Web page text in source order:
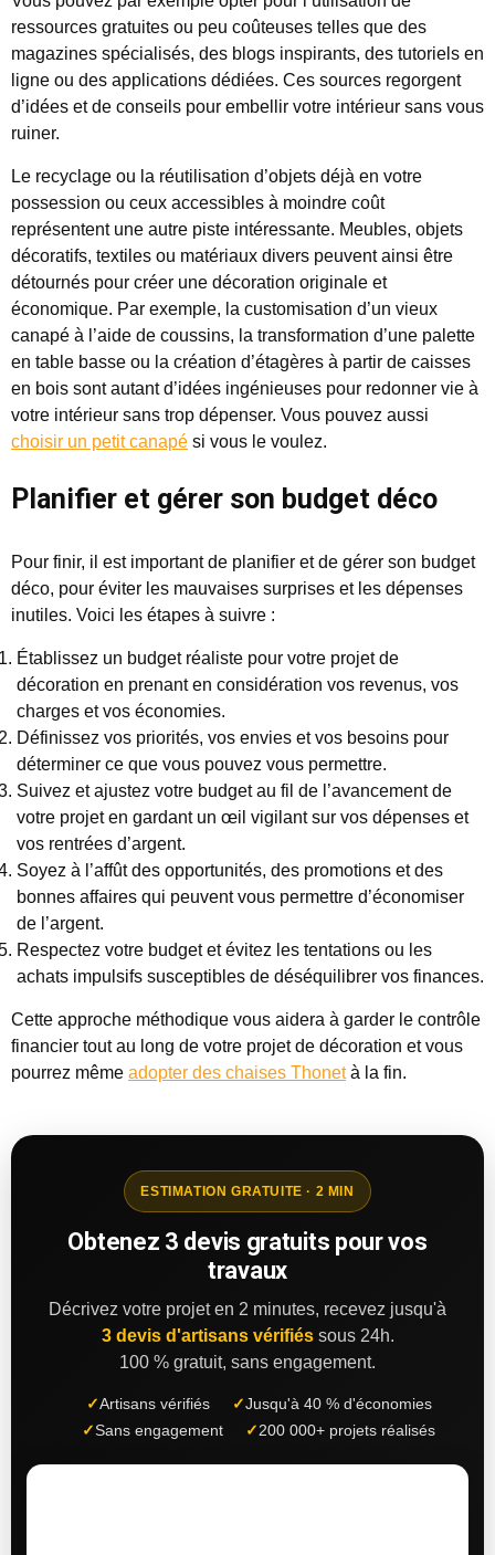
ressources gratuites ou peu coûteuses telles que des
magazines spécialisés, des blogs inspirants, des tutoriels en
ligne ou des applications dédiées. Ces sources regorgent
d’idées et de conseils pour embellir votre intérieur sans vous
ruiner.
Le recyclage ou la réutilisation d’objets déjà en votre
possession ou ceux accessibles à moindre coût
représentent une autre piste intéressante. Meubles, objets
décoratifs, textiles ou matériaux divers peuvent ainsi être
détournés pour créer une décoration originale et
économique. Par exemple, la customisation d’un vieux
canapé à l’aide de coussins, la transformation d’une palette
en table basse ou la création d’étagères à partir de caisses
en bois sont autant d’idées ingénieuses pour redonner vie à
votre intérieur sans trop dépenser. Vous pouvez aussi
choisir un petit canapé si vous le voulez.
Planifier et gérer son budget déco
Pour finir, il est important de planifier et de gérer son budget
déco, pour éviter les mauvaises surprises et les dépenses
inutiles. Voici les étapes à suivre :
Établissez un budget réaliste pour votre projet de
décoration en prenant en considération vos revenus, vos
charges et vos économies.
Définissez vos priorités, vos envies et vos besoins pour
déterminer ce que vous pouvez vous permettre.
Suivez et ajustez votre budget au fil de l’avancement de
votre projet en gardant un œil vigilant sur vos dépenses et
vos rentrées d’argent.
Soyez à l’affût des opportunités, des promotions et des
bonnes affaires qui peuvent vous permettre d’économiser
de l’argent.
Respectez votre budget et évitez les tentations ou les
achats impulsifs susceptibles de déséquilibrer vos finances.
Cette approche méthodique vous aidera à garder le contrôle
financier tout au long de votre projet de décoration et vous
pourrez même adopter des chaises Thonetà la fin.
ESTIMATION GRATUITE · 2 MIN
Obtenez 3 devis gratuits pour vos
travaux
Décrivez votre projet en 2 minutes, recevez jusqu'à
3 devis d'artisans vérifiéssous 24h.
100 % gratuit, sans engagement.
✓Artisans vérifiés ✓Jusqu'à 40 % d'économies
✓Sans engagement ✓200 000+ projets réalisés